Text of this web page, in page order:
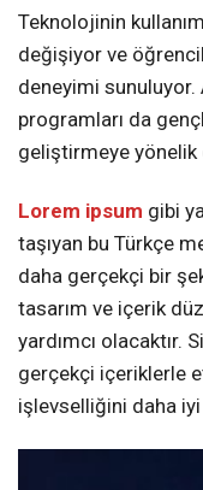
Teknolojinin
değişiyor ve
deneyimi sunuluyor.
programları da
geliştirmeye yönelik
Lorem ipsum gibi
taşıyan bu Türkçe
daha gerçekçi bir
tasarım ve içerik
yardımcı olacaktır.
gerçekçi içeriklerle
işlevselliğini daha